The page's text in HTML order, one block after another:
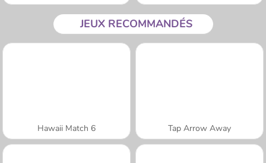
JEUX RECOMMANDÉS
Hawaii Match 6 Tap Arrow Away